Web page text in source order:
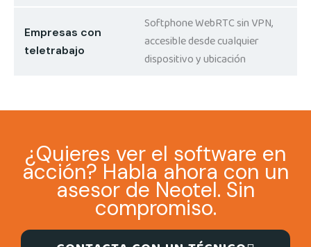
Empresas con
teletrabajo
Softphone WebRTC sin VPN,
accesible desde cualquier
dispositivo y ubicación
¿Quieres ver el software en
acción? Habla ahora con un
asesor de Neotel. Sin
compromiso.